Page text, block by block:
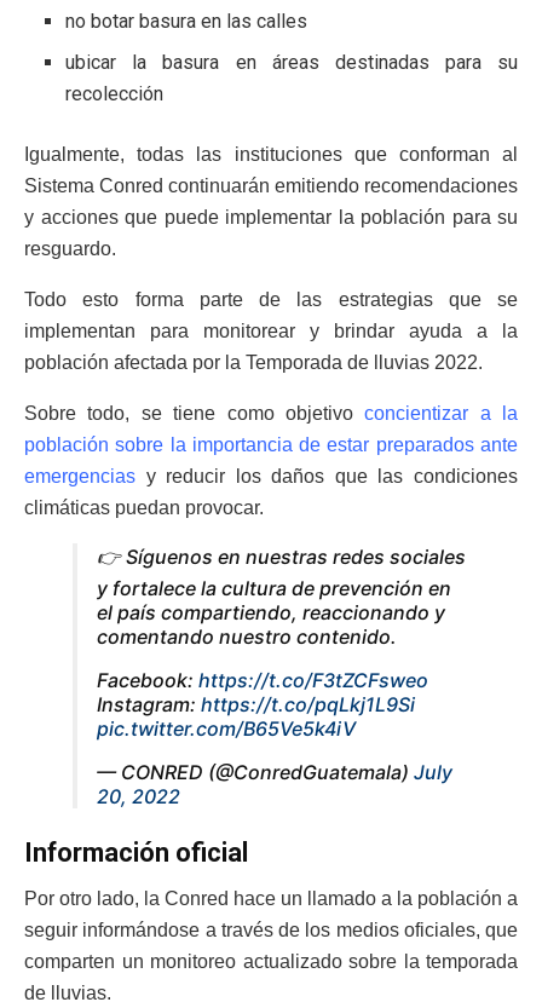
no botar basura en las calles
ubicar la basura en áreas destinadas para su
recolección
Igualmente, todas las instituciones que conforman al
Sistema Conred continuarán emitiendo recomendaciones
y acciones que puede implementar la población para su
resguardo.
Todo esto forma parte de las estrategias que se
implementan para monitorear y brindar ayuda a la
población afectada por la Temporada de lluvias 2022.
Sobre todo, se tiene como objetivoconcientizar a la
población sobre la importancia de estar preparados ante
emergencias y reducir los daños que las condiciones
climáticas puedan provocar.
👉 Síguenos en nuestras redes sociales
y fortalece la cultura de prevención en
el país compartiendo, reaccionando y
comentando nuestro contenido.
Facebook: https://t.co/F3tZCFsweo
Instagram: https://t.co/pqLkj1L9Si
pic.twitter.com/B65Ve5k4iV
— CONRED (@ConredGuatemala) July
20, 2022
Información oficial
Por otro lado, la Conred hace un llamado a la población a
seguir informándose a través de los medios oficiales, que
comparten un monitoreo actualizado sobre la temporada
de lluvias.